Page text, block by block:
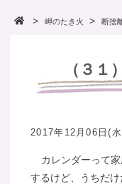
岬のたき火 断捨
（３１
2017年12月06日(
カレンダーって
するけど、うちだけ